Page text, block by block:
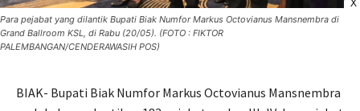
X
Para pejabat yang dilantik Bupati Biak Numfor Markus Octovianus Mansnembra di
Grand Ballroom KSL, di Rabu (20/05). (FOTO : FIKTOR
PALEMBANGAN/CENDERAWASIH POS)
BIAK- Bupati Biak Numfor Markus Octovianus Mansnembra